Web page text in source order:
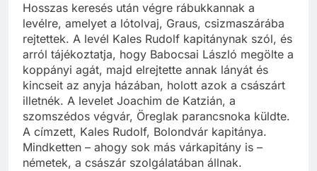
Hosszas keresés után végre rábukkannak a
levélre, amelyet a lótolvaj, Graus, csizmaszárába
rejtettek. A levél Kales Rudolf kapitánynak szól, és
arról tájékoztatja, hogy Babocsai László megölte a
koppányi agát, majd elrejtette annak lányát és
kincseit az anyja házában, holott azok a császárt
illetnék. A levelet Joachim de Katzián, a
szomszédos végvár, Öreglak parancsnoka küldte.
A címzett, Kales Rudolf, Bolondvár kapitánya.
Mindketten – ahogy sok más várkapitány is –
németek, a császár szolgálatában állnak.